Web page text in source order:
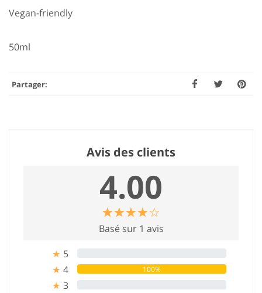
Vegan-friendly
50ml
Partager:
Avis des clients
4.00
☆☆☆☆☆
★★★★★
Basé sur 1 avis
★ 5
★ 4 100%
★ 3